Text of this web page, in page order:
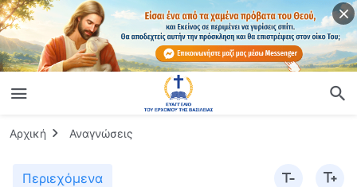
Αρχική Αναγνώσεις
Περιεχόμενα